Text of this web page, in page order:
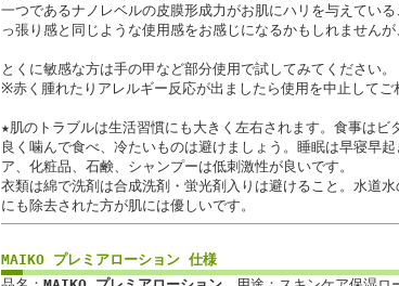
一つであるナノレベルの皮膜形成力がお肌にハリを与えてい
っ張り感と同じような使用感をお感じになるかもしれません
とくに敏感な方は手の甲など部分使用で試してみてください。
※赤く腫れたりアレルギー反応が出ましたら使用を中止してご
★肌のトラブルは生活習慣にも大きく左右されます。食事はビ
良く噛んで食べ、冷たいものは避けましょう。睡眠は早寝早
ア、化粧品、石鹸、シャンプーは低刺激性が良いです。
衣類は綿で洗剤は合成洗剤・蛍光剤入りは避けること。水道
にも除去された方が肌には優しいです。
MAIKO プレミアローション 仕様